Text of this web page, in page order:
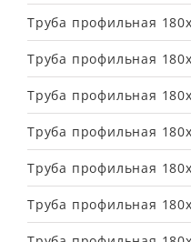
Труба профильная
Труба профильная
Труба профильная
Труба профильная
Труба профильная
Труба профильная